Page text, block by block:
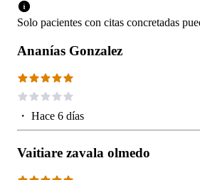
Solo pacientes con citas concretadas
Ananías Gonzalez
・ Hace 6 días
Vaitiare zavala olmedo